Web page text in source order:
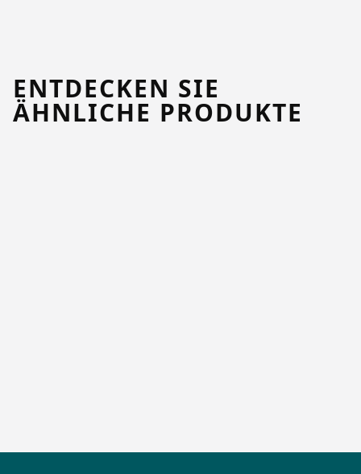
ENTDECKEN SIE
ÄHNLICHE PRODUKTE